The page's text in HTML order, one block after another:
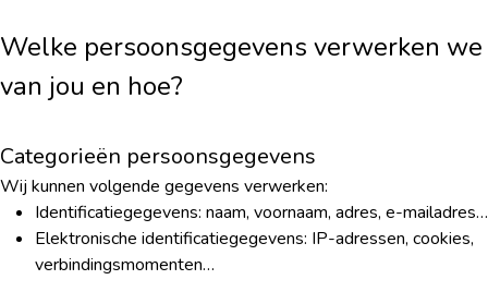
Welke persoonsgegevens verwerken we
van jou en hoe?
Categorieën persoonsgegevens
Wij kunnen volgende gegevens verwerken:
Identificatiegegevens: naam, voornaam, adres, e-mailadres…
Elektronische identificatiegegevens: IP-adressen, cookies,
verbindingsmomenten…